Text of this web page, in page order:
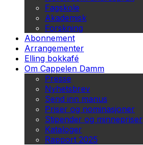
Fagskole
Akademisk
Forskning
Abonnement
Arrangementer
Elling bokkafé
Om Cappelen Damm
Presse
Nyhetsbrev
Send inn manus
Priser og nominasjoner
Stipender og minnepriser
Kataloger
Rapport 2025